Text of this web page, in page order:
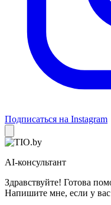
Подписаться на Instagram
AI-консультант
Здравствуйте! Готова
Напишите мне, если у